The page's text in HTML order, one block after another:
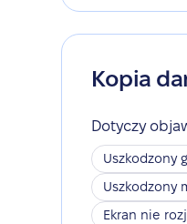
Kopia
Dotyczy
Uszkodzony
Uszkodzony
Ekran nie